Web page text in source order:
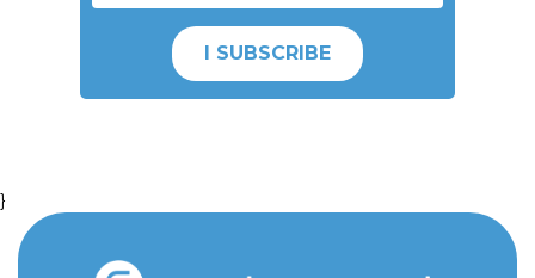
I SUBSCRIBE
}